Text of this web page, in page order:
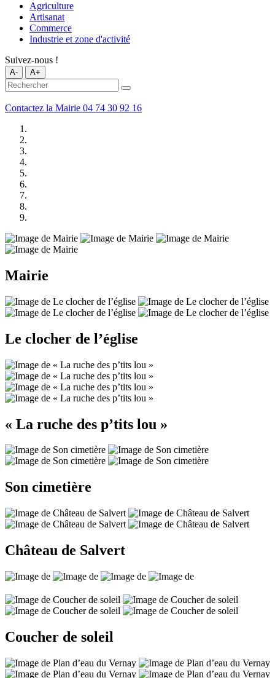
Agriculture
Artisanat
Commerce
Industrie et zone d'activité
Suivez-nous !
A- A+
Contactez la Mairie 04 74 30 92 16
Mairie
Le clocher de l’église
« La ruche des p’tits lou »
Son cimetière
Château de Salvert
Coucher de soleil